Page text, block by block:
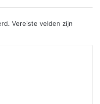
Vereiste velden zijn